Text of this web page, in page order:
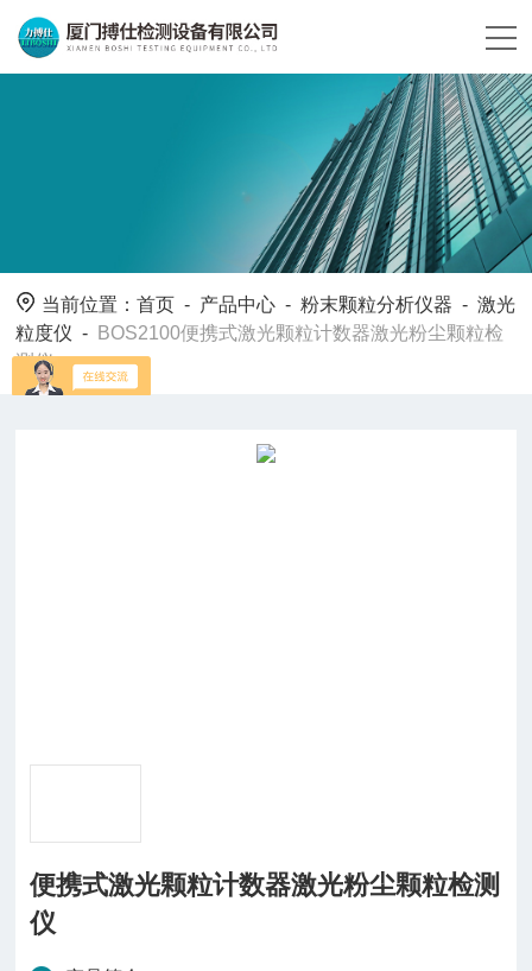
当前位置：首页 - 产品中心 -粉末颗粒分析仪器 -激光
粒度仪 -
BOS2100便携式激光颗粒计数器激光粉尘颗粒检
测仪
便携式激光颗粒计数器激光粉尘颗粒检测
仪